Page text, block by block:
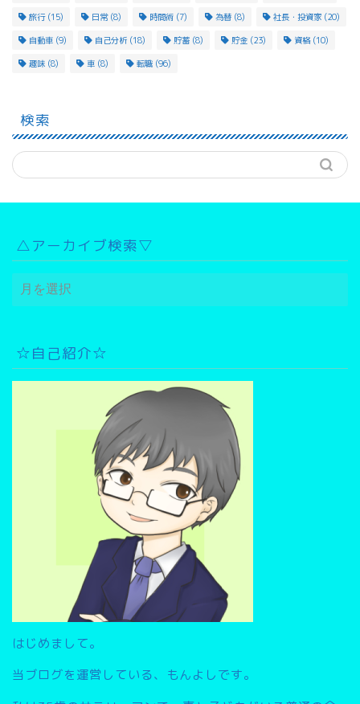
旅行(15) 日常(8) 時間術 (7) 為替 (8) 社長・投資家 (20)
自動車 (9) 自己分析 (18) 貯蓄 (8) 貯金 (23) 資格(10)
趣味 (8) 車 (8) 転職 (96)
検索
△アーカイブ検索▽
△
ア
イ
ブ
☆自己紹介☆
はじめまして。
当ブログを運営している、もんよしです。